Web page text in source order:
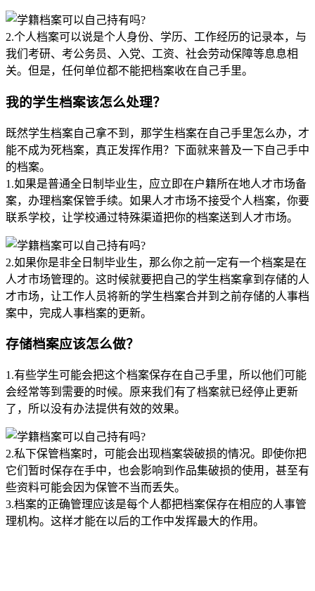
2.个人档案可以说是个人身份、学历、工作经历的记录本，与
我们考研、考公务员、入党、工资、社会劳动保障等息息相
关。但是，任何单位都不能把档案收在自己手里。
我的学生档案该怎么处理？
既然学生档案自己拿不到，那学生档案在自己手里怎么办，才
能不成为死档案，真正发挥作用？下面就来普及一下自己手中
的档案。
1.如果是普通全日制毕业生，应立即在户籍所在地人才市场备
案，办理档案保管手续。如果人才市场不接受个人档案，你要
联系学校，让学校通过特殊渠道把你的档案送到人才市场。
2.如果你是非全日制毕业生，那么你之前一定有一个档案是在
人才市场管理的。这时候就要把自己的学生档案拿到存储的人
才市场，让工作人员将新的学生档案合并到之前存储的人事档
案中，完成人事档案的更新。
存储档案应该怎么做？
1.有些学生可能会把这个档案保存在自己手里，所以他们可能
会经常等到需要的时候。原来我们有了档案就已经停止更新
了，所以没有办法提供有效的效果。
2.私下保管档案时，可能会出现档案袋破损的情况。即使你把
它们暂时保存在手中，也会影响到作品集破损的使用，甚至有
些资料可能会因为保管不当而丢失。
3.档案的正确管理应该是每个人都把档案保存在相应的人事管
理机构。这样才能在以后的工作中发挥最大的作用。